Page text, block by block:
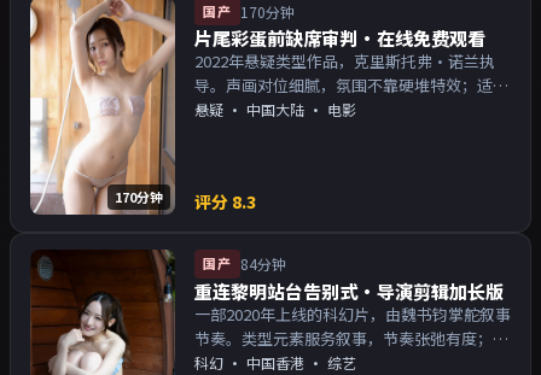
170分钟
国产 170分钟
片尾彩蛋前缺席审判·在线免费观看
2022年悬疑类型作品，克里斯托弗·诺兰执
导。声画对位细腻，氛围不靠硬堆特效；适合
周末一口气追完。主演以演技派为主，适合喜
悬疑 · 中国大陆 · 电影
评分 8.3
国产 84分钟
重连黎明站台告别式·导演剪辑加长版
一部2020年上线的科幻片，由魏书钧掌舵叙事
节奏。类型元素服务叙事，节奏张弛有度；对
白密度高，留意潜台词。主演以演技派为主，
科幻 · 中国香港 · 综艺